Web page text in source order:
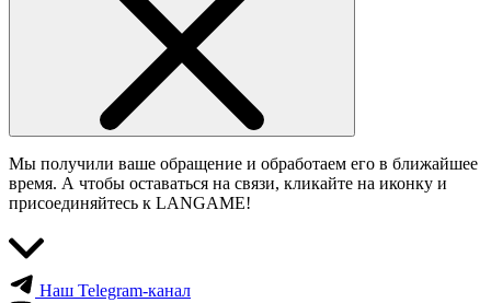
Мы получили ваше обращение и обработаем его в ближайшее
время. А чтобы оставаться на связи, кликайте на иконку и
присоединяйтесь к LANGAME!
Наш Telegram-канал